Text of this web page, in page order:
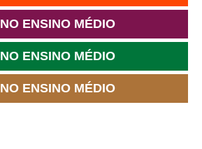
ENSINO MÉDIO
ENSINO MÉDIO
ENSINO MÉDIO